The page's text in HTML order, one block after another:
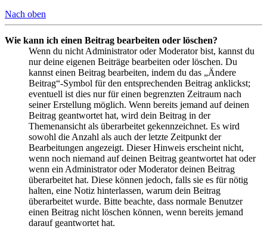
Nach oben
Wie kann ich einen Beitrag bearbeiten oder löschen?
Wenn du nicht Administrator oder Moderator bist, kannst du
nur deine eigenen Beiträge bearbeiten oder löschen. Du
kannst einen Beitrag bearbeiten, indem du das „Ändere
Beitrag“-Symbol für den entsprechenden Beitrag anklickst;
eventuell ist dies nur für einen begrenzten Zeitraum nach
seiner Erstellung möglich. Wenn bereits jemand auf deinen
Beitrag geantwortet hat, wird dein Beitrag in der
Themenansicht als überarbeitet gekennzeichnet. Es wird
sowohl die Anzahl als auch der letzte Zeitpunkt der
Bearbeitungen angezeigt. Dieser Hinweis erscheint nicht,
wenn noch niemand auf deinen Beitrag geantwortet hat oder
wenn ein Administrator oder Moderator deinen Beitrag
überarbeitet hat. Diese können jedoch, falls sie es für nötig
halten, eine Notiz hinterlassen, warum dein Beitrag
überarbeitet wurde. Bitte beachte, dass normale Benutzer
einen Beitrag nicht löschen können, wenn bereits jemand
darauf geantwortet hat.